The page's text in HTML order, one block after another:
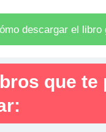
descargar el libro
que te